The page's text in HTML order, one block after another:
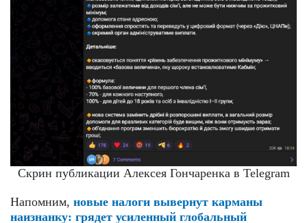
Скрин публикации Алексея Гончаренка в Telegram
Напомним, новые налоги вывернут карманы
наизнанку: грядет усиленный глобальный